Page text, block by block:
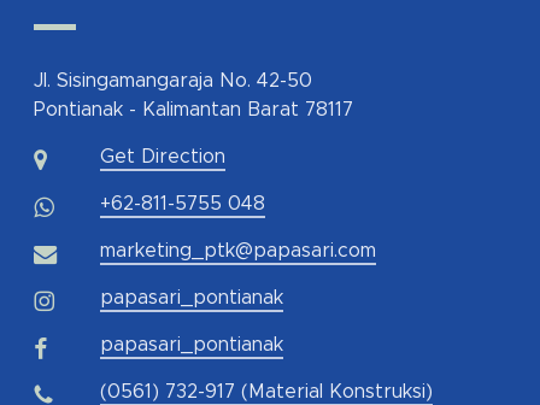
Jl. Sisingamangaraja No. 42-50
Pontianak - Kalimantan Barat 78117
Get Direction
+62-811-5755 048
marketing_ptk@papasari.com
papasari_pontianak
papasari_pontianak
(0561) 732-917 (Material Konstruksi)